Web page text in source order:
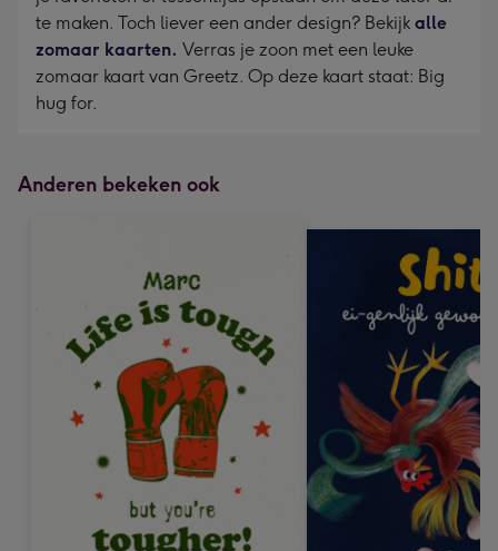
te maken. Toch liever een ander design? Bekijk alle
zomaar kaarten. Verras je zoon met een leuke
zomaar kaart van Greetz. Op deze kaart staat: Big
hug for.
Anderen bekeken ook